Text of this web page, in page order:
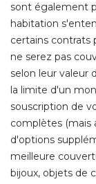
sont également
habitation
certains contrats
ne serez pas
selon leur valeur
la limite d'un
souscription de
complètes (mais
d'options
meilleure
bijoux, objets de